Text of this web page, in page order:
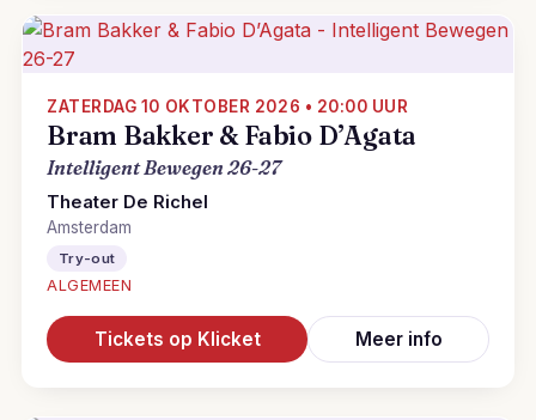
ZATERDAG 10 OKTOBER 2026 • 20:00 UUR
Bram Bakker & Fabio D’Agata
Intelligent Bewegen 26-27
Theater De Richel
Amsterdam
Try-out
ALGEMEEN
Tickets op Klicket Meer info